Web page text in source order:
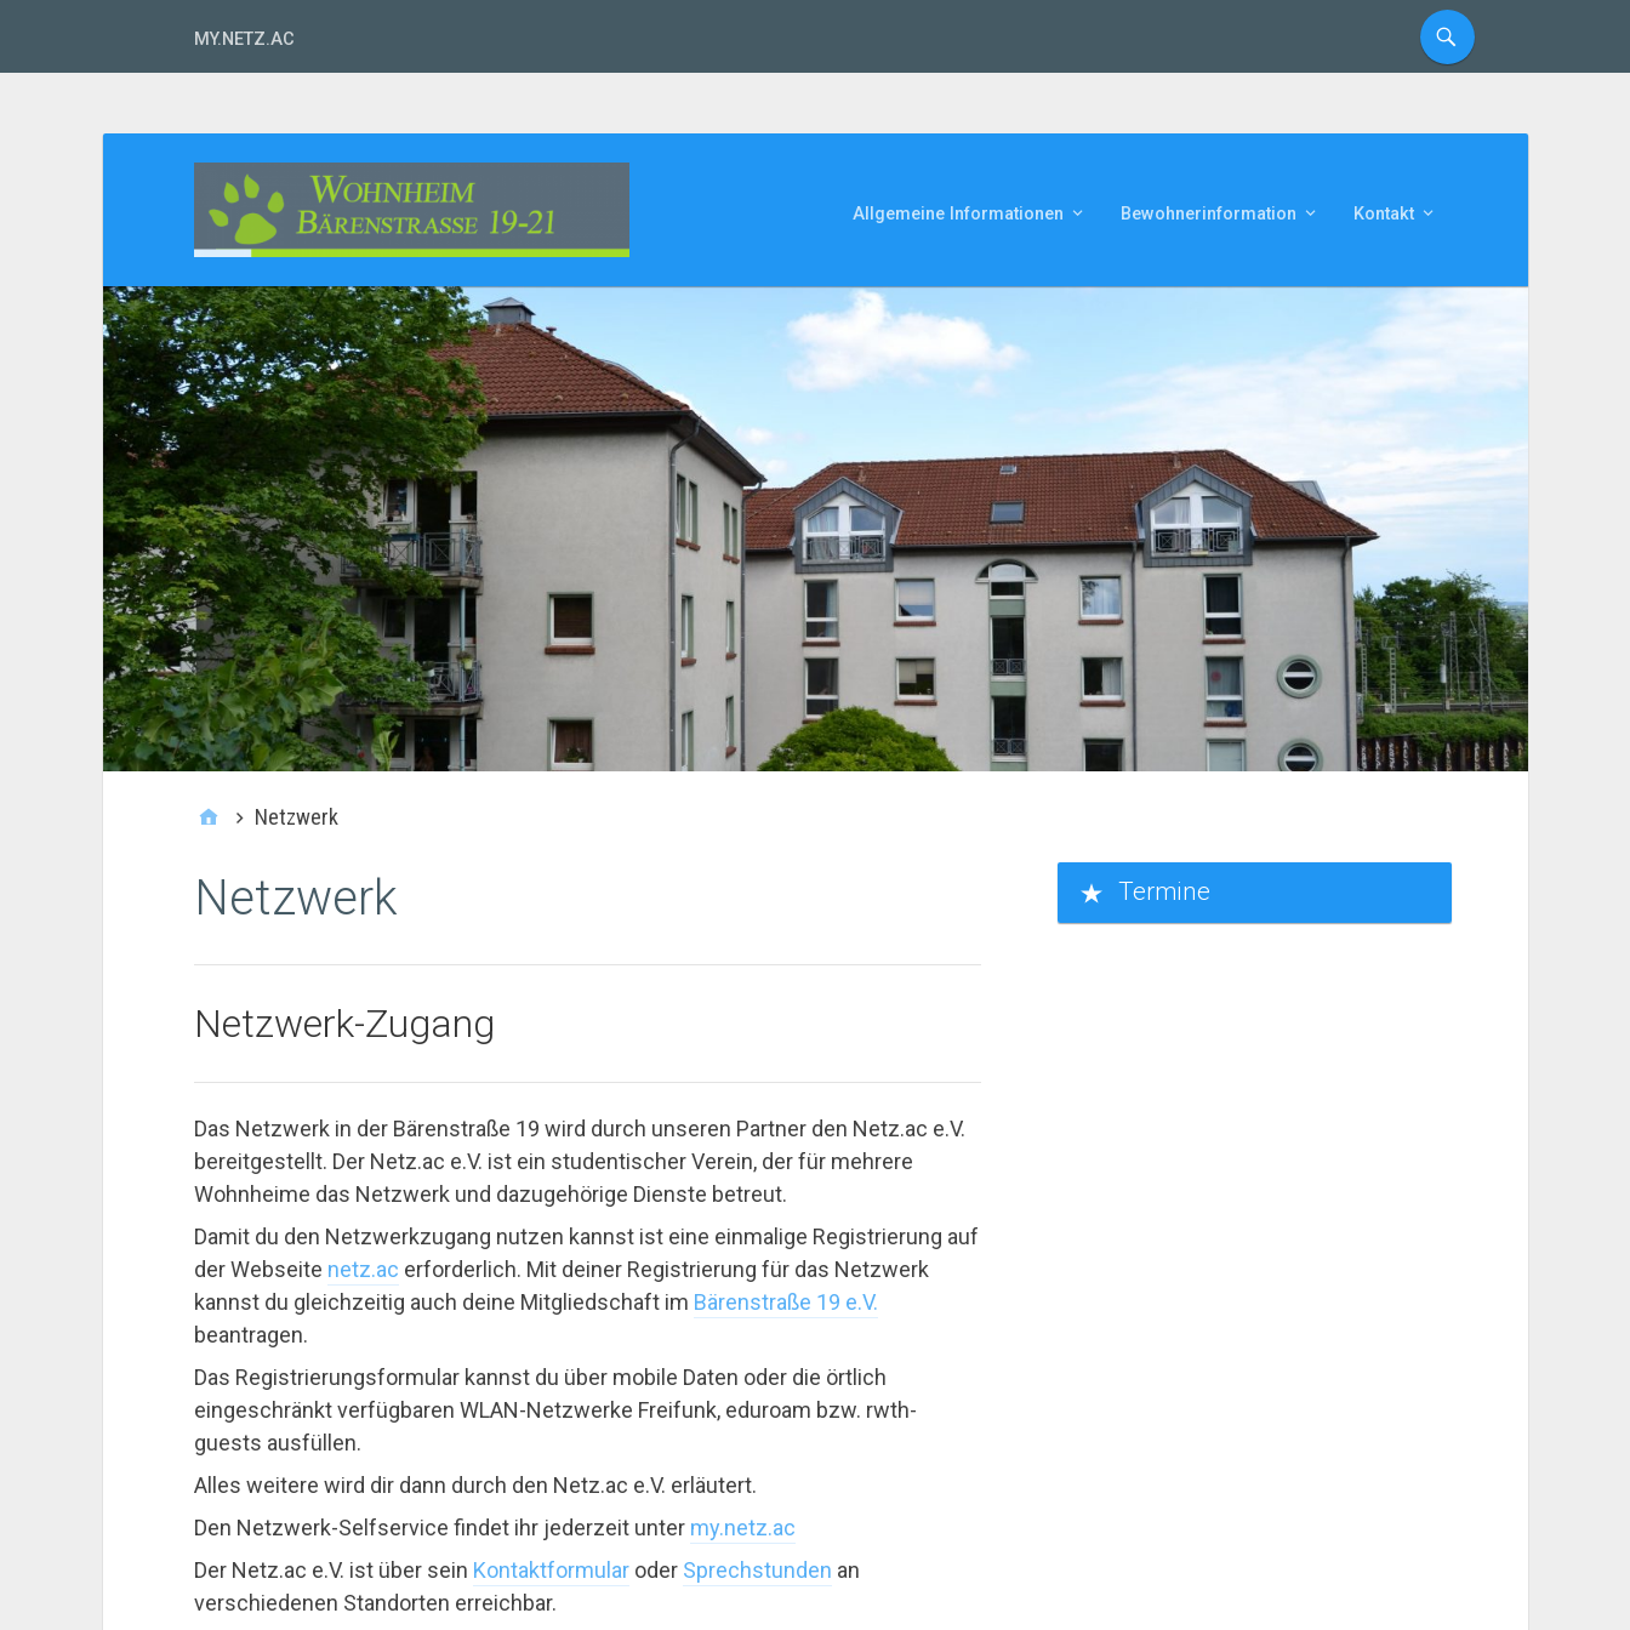
MY.NETZ.AC
Allgemeine Informationen Bewohnerinformation Kontakt
Netzwerk
Netzwerk
Netzwerk-Zugang
Das Netzwerk in der Bärenstraße 19 wird durch unseren Partner den Netz.ac e.V.
bereitgestellt. Der Netz.ac e.V. ist ein studentischer Verein, der für mehrere
Wohnheime das Netzwerk und dazugehörige Dienste betreut.
Damit du den Netzwerkzugang nutzen kannst ist eine einmalige Registrierung auf
der Webseite netz.ac erforderlich. Mit deiner Registrierung für das Netzwerk
kannst du gleichzeitig auch deine Mitgliedschaft im Bärenstraße 19 e.V.
beantragen.
Das Registrierungsformular kannst du über mobile Daten oder die örtlich
eingeschränkt verfügbaren WLAN-Netzwerke Freifunk, eduroam bzw. rwth-
guests ausfüllen.
Alles weitere wird dir dann durch den Netz.ac e.V. erläutert.
Den Netzwerk-Selfservice findet ihr jederzeit unter my.netz.ac
Der Netz.ac e.V. ist über sein Kontaktformularoder Sprechstunden an
verschiedenen Standorten erreichbar.
Termine